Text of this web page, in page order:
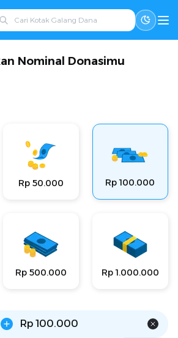
Nominal Donasimu
Rp 50.000 Rp 100.000
Rp 500.000 Rp 1.000.000
Rp 100.000